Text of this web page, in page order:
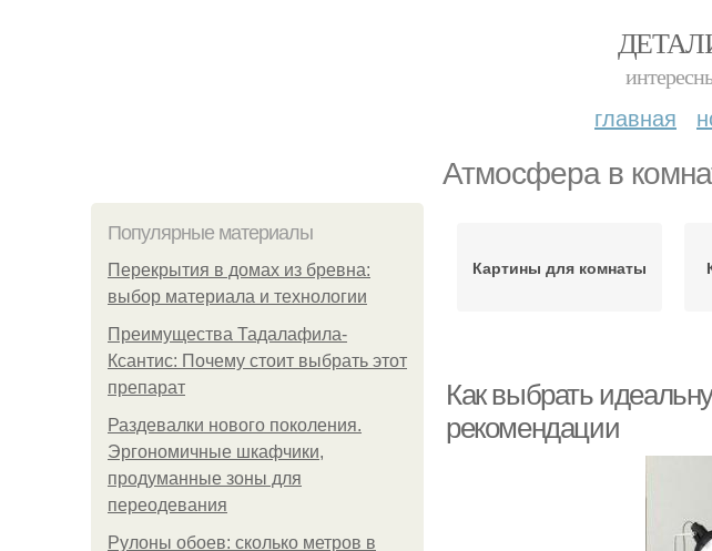
главная
Атмосфера в
Популярные материалы
Перекрытия в домах из бревна:
выбор материала и технологии
Преимущества Тадалафила-
Ксантис: Почему стоит выбрать этот
препарат
Раздевалки нового поколения.
Эргономичные шкафчики,
продуманные зоны для
переодевания
Рулоны обоев: сколько метров в
Картины для комнаты
Как выбрать
рекомендации